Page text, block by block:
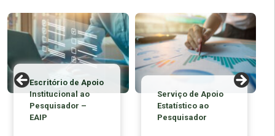
Escritório de Apoio
Institucional ao
Pesquisador –
EAIP
Serviço de Apoio
Estatístico ao
Pesquisador